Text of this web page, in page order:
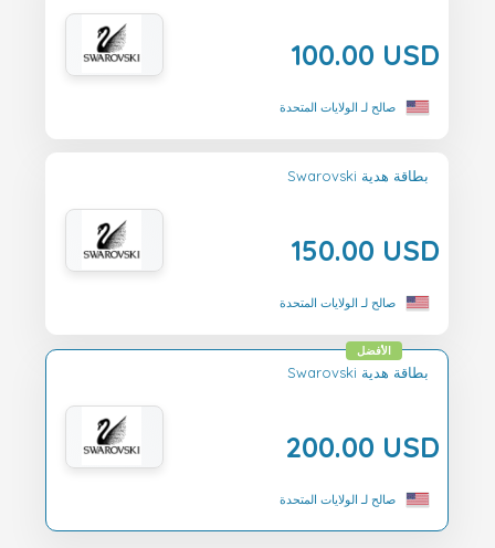
100.00 USD
صالح لـ الولايات المتحدة
Swarovski بطاقة هدية
150.00 USD
صالح لـ الولايات المتحدة
Swarovski بطاقة هدية
200.00 USD
الأفضل
صالح لـ الولايات المتحدة